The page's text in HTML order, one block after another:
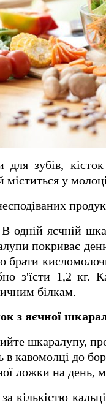
зубів,
міститься у
одній яєчній
покриває
брати
з'їсти 1,2 кг.
білкам.
з яєчної
шкаралупу,
в кавомолці до
ложки на день,
кількістю